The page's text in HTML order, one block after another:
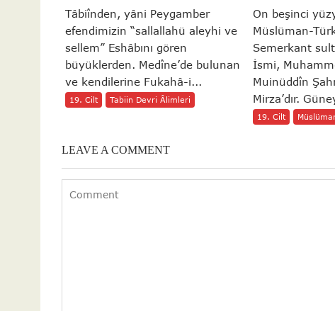
Tâbiînden, yâni Peygamber
efendimizin “sallallahü aleyhi ve
sellem” Eshâbını gören
büyüklerden. Medîne’de bulunan
ve kendilerine Fukahâ-i...
19. Cilt Tabiin Devri Âlimleri
On beşinci
Müslüman-
Semerkant
İsmi,
Muinüddîn
Mirza’dır.
19. Cilt
LEAVE A COMMENT